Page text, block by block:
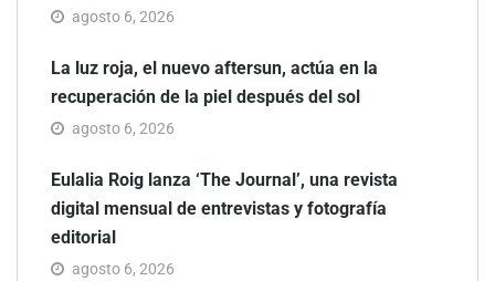
agosto 6, 2026
La luz roja, el nuevo aftersun, actúa en la
recuperación de la piel después del sol
agosto 6, 2026
Eulalia Roig lanza ‘The Journal’, una revista
digital mensual de entrevistas y fotografía
editorial
agosto 6, 2026